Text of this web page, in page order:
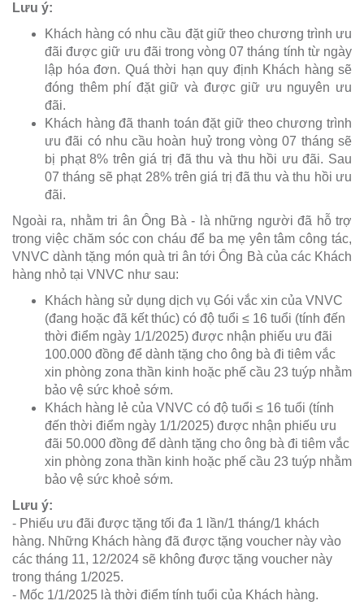
Lưu ý:
Khách hàng có nhu cầu đặt giữ theo chương trình ưu
đãi được giữ ưu đãi trong vòng 07 tháng tính từ ngày
lập hóa đơn. Quá thời hạn quy định Khách hàng sẽ
đóng thêm phí đặt giữ và được giữ ưu nguyên ưu
đãi.
Khách hàng đã thanh toán đặt giữ theo chương trình
ưu đãi có nhu cầu hoàn huỷ trong vòng 07 tháng sẽ
bị phạt 8% trên giá trị đã thu và thu hồi ưu đãi. Sau
07 tháng sẽ phạt 28% trên giá trị đã thu và thu hồi ưu
đãi.
Ngoài ra, nhằm tri ân Ông Bà - là những người đã hỗ trợ
trong việc chăm sóc con cháu để ba mẹ yên tâm công tác,
VNVC dành tặng món quà tri ân tới Ông Bà của các Khách
hàng nhỏ tại VNVC như sau:
Khách hàng sử dụng dịch vụ Gói vắc xin của VNVC
(đang hoặc đã kết thúc) có độ tuổi ≤ 16 tuổi (tính đến
thời điểm ngày 1/1/2025) được nhận phiếu ưu đãi
100.000 đồng để dành tặng cho ông bà đi tiêm vắc
xin phòng zona thần kinh hoặc phế cầu 23 tuýp nhằm
bảo vệ sức khoẻ sớm.
Khách hàng lẻ của VNVC có độ tuổi ≤ 16 tuổi (tính
đến thời điểm ngày 1/1/2025) được nhận phiếu ưu
đãi 50.000 đồng để dành tặng cho ông bà đi tiêm vắc
xin phòng zona thần kinh hoặc phế cầu 23 tuýp nhằm
bảo vệ sức khoẻ sớm.
Lưu ý:
- Phiếu ưu đãi được tặng tối đa 1 lần/1 tháng/1 khách
hàng. Những Khách hàng đã được tặng voucher này vào
các tháng 11, 12/2024 sẽ không được tặng voucher này
trong tháng 1/2025.
- Mốc 1/1/2025 là thời điểm tính tuổi của Khách hàng.